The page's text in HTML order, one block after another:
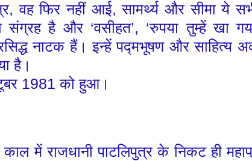
, वह फिर नहीं आई, सामर्थ्य और सीमा ये
संग्रह है और ‘वसीहत’, ‘रुपया तुम्हें खा
नाटक हैं। इन्हें पद्मभूषण और साहित्य
है।
1981 को हुआ।
में राजधानी पाटलिपुत्र के निकट ही